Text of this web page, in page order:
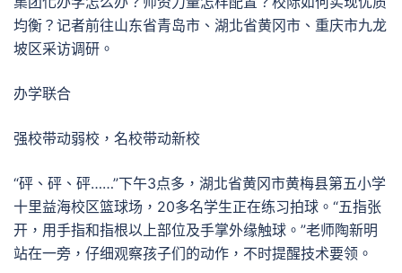
均衡？记者前往山东省青岛市、湖北省黄冈市、重庆市九龙
坡区采访调研。
办学联合
强校带动弱校，名校带动新校
“砰、砰、砰……”下午3点多，湖北省黄冈市黄梅县第五小学
十里益海校区篮球场，20多名学生正在练习拍球。“五指张
开，用手指和指根以上部位及手掌外缘触球。”老师陶新明
站在一旁，仔细观察孩子们的动作，不时提醒技术要领。